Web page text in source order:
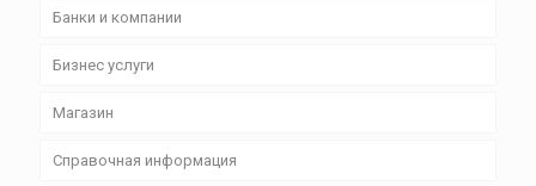
Банки и компании
Бизнес уcлуги
Магазин
Справочная информация